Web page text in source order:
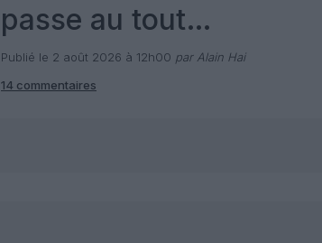
passe au tout
numérique avec Pax
Check
Publié le 2 août 2026 à 12h00 par Alain Hai
14 commentaires